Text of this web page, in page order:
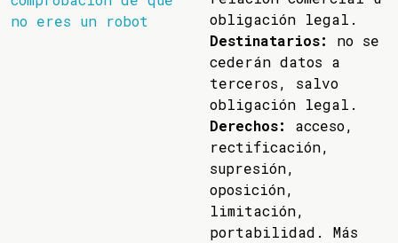
no eres un robot
obligación legal.
Destinatarios:
no se
cederán datos a
terceros, salvo
obligación legal.
Derechos:
acceso,
rectificación,
supresión,
oposición,
limitación,
portabilidad. Más